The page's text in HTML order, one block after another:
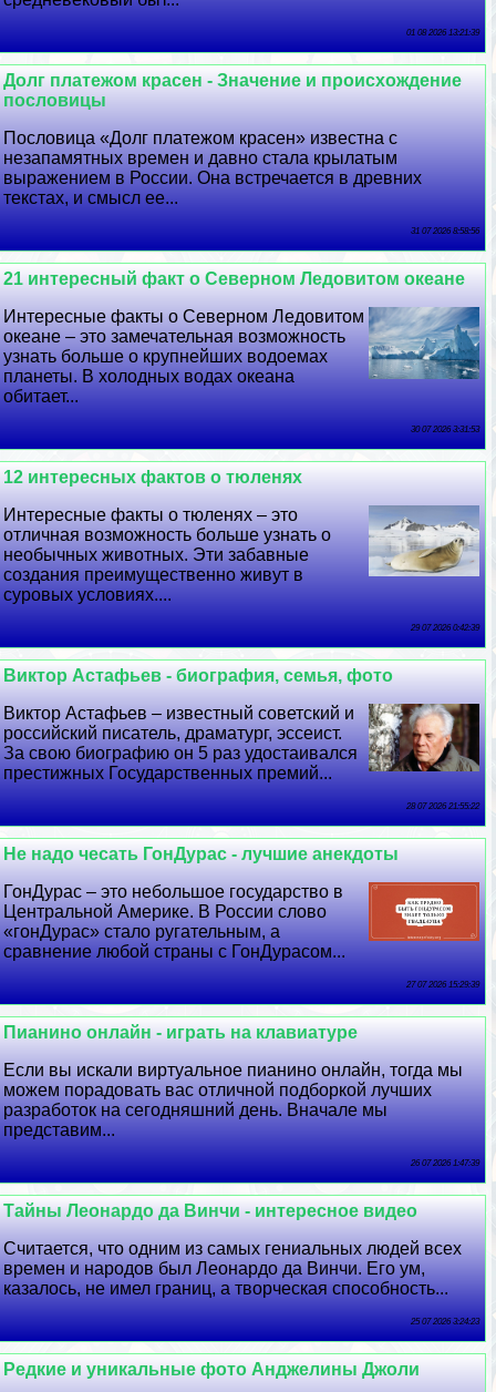
01 08 2026 13:21:39
Долг платежом красен - Значение и происхождение
пословицы
Пословица «Долг платежом красен» известна с
незапамятных времен и давно стала крылатым
выражением в России. Она встречается в древних
текстах, и смысл ее...
31 07 2026 8:58:56
21 интересный факт о Северном Ледовитом океане
Интересные факты о Северном Ледовитом
океане – это замечательная возможность
узнать больше о крупнейших водоемах
планеты. В холодных водах океана
обитает...
30 07 2026 3:31:53
12 интересных фактов о тюленях
Интересные факты о тюленях – это
отличная возможность больше узнать о
необычных животных. Эти забавные
создания преимущественно живут в
суровых условиях....
29 07 2026 0:42:39
Виктор Астафьев - биография, семья, фото
Виктор Астафьев – известный советский и
российский писатель, драматург, эссеист.
За свою биографию он 5 раз удостаивался
престижных Государственных премий...
28 07 2026 21:55:22
Не надо чесать ГонДypaс - лучшие анекдоты
ГонДypaс – это небольшое государство в
Центральной Америке. В России слово
«гонДypaс» стало ругательным, а
сравнение любой страны с ГонДypaсом...
27 07 2026 15:29:39
Пианино онлайн - играть на клавиатуре
Если вы искали виртуальное пианино онлайн, тогда мы
можем порадовать вас отличной подборкой лучших
разработок на сегодняшний день. Вначале мы
представим...
26 07 2026 1:47:39
Тайны Леонардо да Винчи - интересное видео
Считается, что одним из самых гениальных людей всех
времен и народов был Леонардо да Винчи. Его ум,
казалось, не имел границ, а творческая способность...
25 07 2026 3:24:23
Редкие и уникальные фото Анджелины Джоли